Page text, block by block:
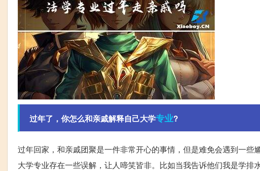
过年了，你怎么和亲戚解释自己大学专业?
过年回家，和亲戚团聚是一件非常开心的事情，但是难免会遇到一
大学专业存在一些误解，让人啼笑皆非。比如当我告诉他们我是学